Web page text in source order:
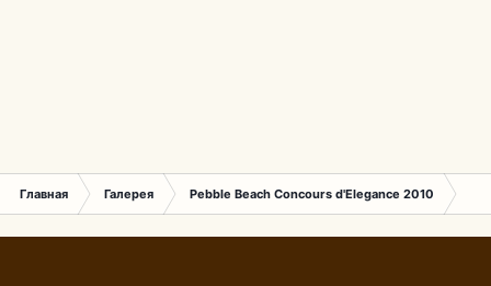
Главная Галерея Pebble Beach Concours d'Elegance 2010